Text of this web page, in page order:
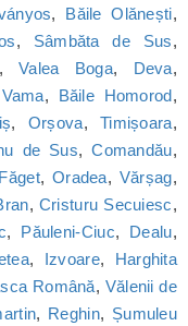
, Băile Olănești,
, Sâmbăta de Sus,
,Valea Boga, Deva,
Vama, Băile Homorod,
, Orșova, Timișoara,
de Sus,Comandău,
Făget, Oradea, Vărșag,
, Cristuru Secuiesc,
, Păuleni-Ciuc, Dealu,
, Izvoare, Harghita
Română, Vălenii de
, Reghin, Șumuleu